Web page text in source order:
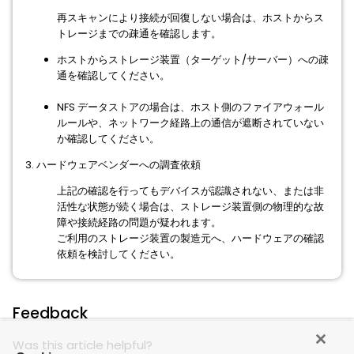
再スキャンにより接続が回復しない場合は、ホストからス
トレージまでの疎通を確認します。
ホストからストレージ装置（ターゲット/サーバー）への疎
通を確認してください。
NFS データストアの場合は、ホスト側のファイアウォール
ルールや、ネットワーク経路上の通信が遮断されていない
か確認してください。
3. ハードウェアベンダーへの調査依頼
上記の確認を行ってもデバイスが認識されない、または非
活性な状態が続く場合は、ストレージ装置側の物理的な故
障や接続経路の問題が疑われます。
ご利用のストレージ装置の製造元へ、ハードウェアの確認
依頼を検討してください。
Feedback
Was this article helpful?